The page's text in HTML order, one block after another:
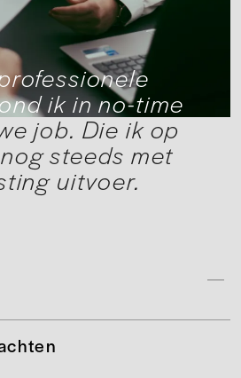
ik in no-time
job. Die ik op
steeds met
uitvoer.